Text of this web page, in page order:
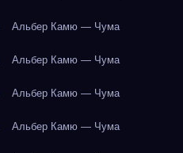
Альбер Камю — Чума
Альбер Камю — Чума
Альбер Камю — Чума
Альбер Камю — Чума